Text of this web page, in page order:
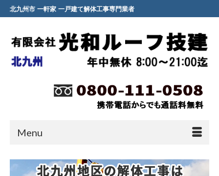
北九州市 一軒家 一戸建て解体工事専門業者
Menu